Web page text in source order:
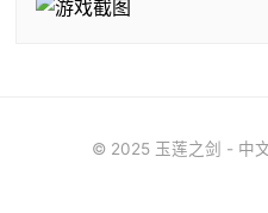
© 2025 玉莲之剑 - 中